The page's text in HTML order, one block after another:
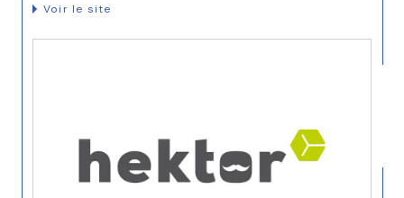
Voir le site